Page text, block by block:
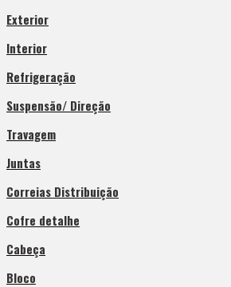
Exterior
Interior
Refrigeração
Suspensão/ Direção
Travagem
Juntas
Correias Distribuição
Cofre detalhe
Cabeça
Bloco